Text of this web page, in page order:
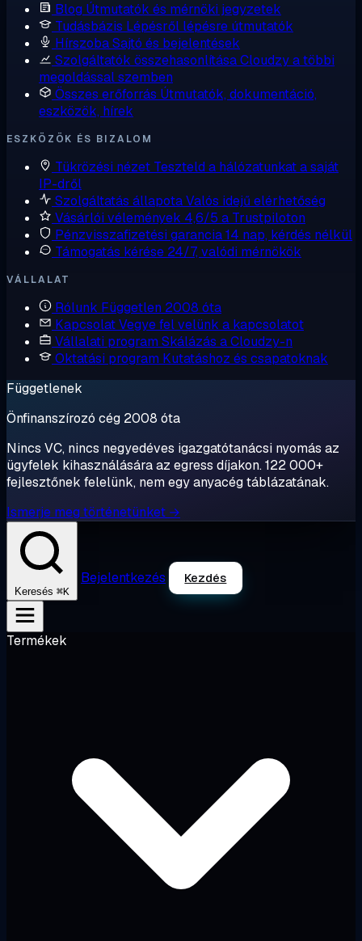
Blog Útmutatók és mérnöki jegyzetek
Tudásbázis Lépésről lépésre útmutatók
HírszobaSajtó és bejelentések
Szolgáltatók összehasonlításaCloudzy a többi
megoldással szemben
Összes erőforrás Útmutatók, dokumentáció,
eszközök, hírek
ESZKÖZÖK ÉS BIZALOM
Tükrözési nézet Teszteld a hálózatunkat a saját
IP-dről
Szolgáltatás állapotaValós idejű elérhetőség
Vásárlói vélemények 4,6/5 a Trustpiloton
Pénzvisszafizetési garancia14 nap, kérdés nélkül
Támogatás kérése 24/7, valódi mérnökök
VÁLLALAT
Rólunk Független 2008 óta
KapcsolatVegye fel velünk a kapcsolatot
Vállalati program Skálázás a Cloudzy-n
Oktatási program Kutatáshoz és csapatoknak
Függetlenek
Önfinanszírozó cég 2008 óta
Nincs VC, nincs negyedéves igazgatótanácsi nyomás az
ügyfelek kihasználására az egress díjakon. 122 000+
fejlesztőnek felelünk, nem egy anyacég táblázatának.
Ismerje meg történetünket →
Keresés ⌘K
Bejelentkezés Kezdés
Termékek